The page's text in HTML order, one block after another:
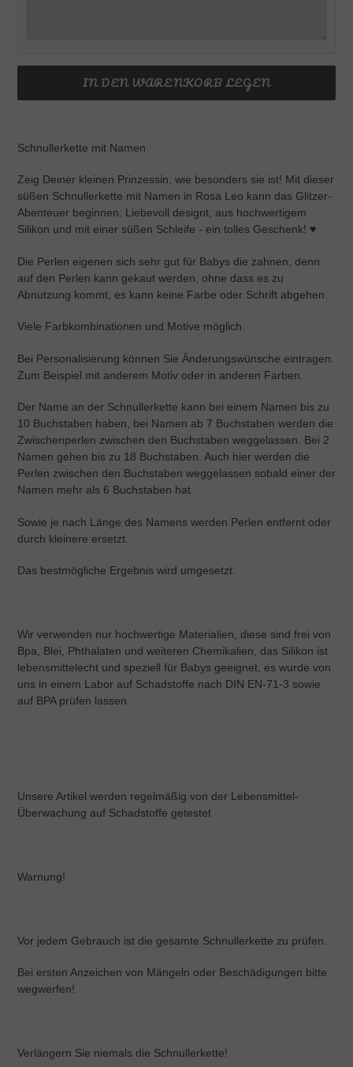
IN DEN WARENKORB LEGEN
Warenkorb
hinzugefügt
Schnullerkette mit Namen
Zeig Deiner kleinen Prinzessin, wie besonders sie ist! Mit dieser
süßen Schnullerkette mit Namen in Rosa Leo kann das Glitzer-
Abenteuer beginnen. Liebevoll designt, aus hochwertigem
Silikon und mit einer süßen Schleife - ein tolles Geschenk! ♥
Die Perlen eigenen sich sehr gut für Babys die zahnen, denn
auf den Perlen kann gekaut werden, ohne dass es zu
Abnutzung kommt, es kann keine Farbe oder Schrift abgehen.
Viele Farbkombinationen und Motive möglich.
Bei Personalisierung können Sie Änderungswünsche eintragen.
Zum Beispiel mit anderem Motiv oder in anderen Farben.
Der Name an der Schnullerkette kann bei einem Namen bis zu
10 Buchstaben haben, bei Namen ab 7 Buchstaben werden die
Zwischenperlen zwischen den Buchstaben weggelassen. Bei 2
Namen gehen bis zu 18 Buchstaben. Auch hier werden die
Perlen zwischen den Buchstaben weggelassen sobald einer der
Namen mehr als 6 Buchstaben hat.
Sowie je nach Länge des Namens werden Perlen entfernt oder
durch kleinere ersetzt.
Das bestmögliche Ergebnis wird umgesetzt.
Wir verwenden nur hochwertige Materialien, diese sind frei von
Bpa, Blei, Phthalaten und weiteren Chemikalien, das Silikon ist
lebensmittelecht und speziell für Babys geeignet, es wurde von
uns in einem Labor auf Schadstoffe nach DIN EN-71-3 sowie
auf BPA prüfen lassen.
Unsere Artikel werden regelmäßig von der Lebensmittel-
Überwachung auf Schadstoffe getestet
Warnung!
Vor jedem Gebrauch ist die gesamte Schnullerkette zu prüfen.
Bei ersten Anzeichen von Mängeln oder Beschädigungen bitte
wegwerfen!
Verlängern Sie niemals die Schnullerkette!